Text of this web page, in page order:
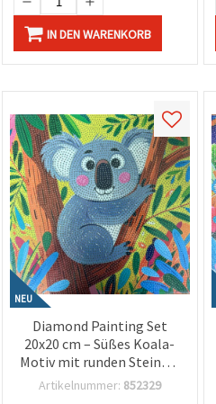
IN DEN WARENKORB
NEU
Diamond Painting Set
20x20 cm – Süßes Koala-
Motiv mit runden Steinen,
Teilbild (Partial Drill)
Artikelnummer: 852329